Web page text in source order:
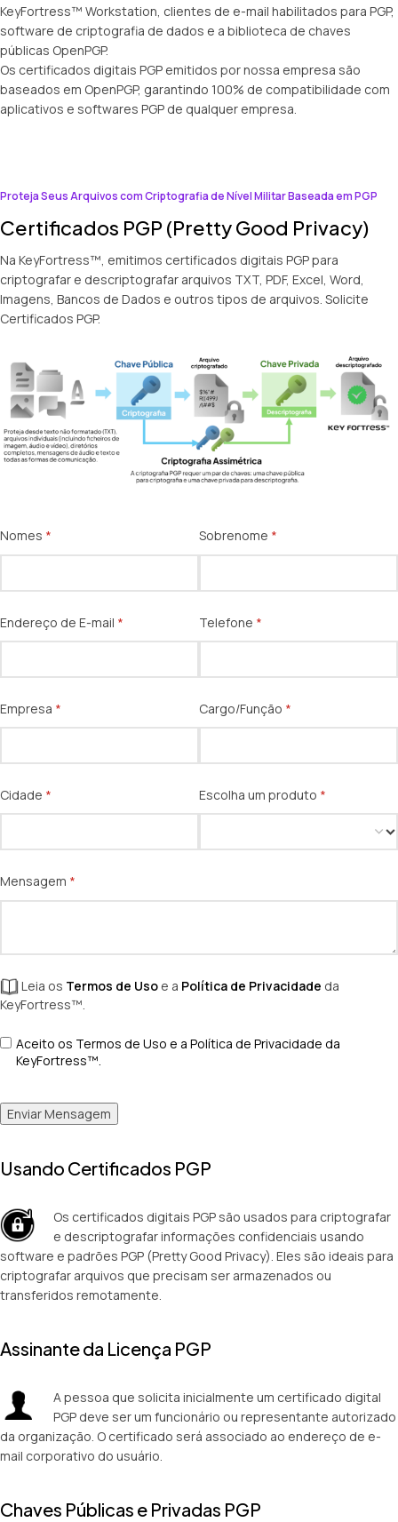
Proteja Seus Arquivos com Criptografia de Nível Militar Baseada em PGP
Certificados PGP (Pretty Good Privacy)
Na KeyFortress™, emitimos certificados digitais PGP para
criptografar e descriptografar arquivos TXT, PDF, Excel, Word,
Imagens, Bancos de Dados e outros tipos de arquivos. Solicite
Certificados PGP.
Nomes *
(obrigatório) Sobrenome *
(obrigatório)
Endereço de E-mail *
(obrigatório) Telefone *
(obrigatório)
Empresa *
(obrigatório) Cargo/​Função *
(obrigatório)
Cidade *
(obrigatório) Escolha um produto *
(obrigatório)
Mensagem *
(obrigatório)
Leia os Termos de Uso e a Política de Privacidade da
KeyFortress™.
Termos de Uso e Politica de Privacidade*
(obrigatório)
Aceito os Termos de Uso e a Política de Privacidade da
KeyFortress™.
Enviar Mensagem
Usando Certificados PGP
Os certificados digitais PGP são usados para criptografar
e descriptografar informações confidenciais usando
software e padrões PGP (Pretty Good Privacy). Eles são ideais para
criptografar arquivos que precisam ser armazenados ou
transferidos remotamente.
Assinante da Licença PGP
A pessoa que solicita inicialmente um certificado digital
PGP deve ser um funcionário ou representante autorizado
da organização. O certificado será associado ao endereço de e-
mail corporativo do usuário.
Chaves Públicas e Privadas PGP
KeyFortress™ Workstation, clientes de e-mail habilitados para PGP,
software de criptografia de dados e a biblioteca de chaves
públicas OpenPGP.
Os certificados digitais PGP emitidos por nossa empresa são
baseados em OpenPGP, garantindo 100% de compatibilidade com
aplicativos e softwares PGP de qualquer empresa.